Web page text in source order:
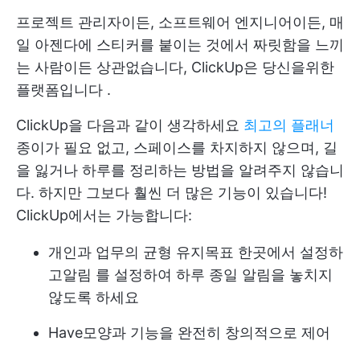
프로젝트 관리자이든, 소프트웨어 엔지니어이든, 매
일 아젠다에 스티커를 붙이는 것에서 짜릿함을 느끼
는 사람이든 상관없습니다, ClickUp은 당신을위한
플랫폼입니다 .
ClickUp을 다음과 같이 생각하세요 최고의 플래너
종이가 필요 없고, 스페이스를 차지하지 않으며, 길
을 잃거나 하루를 정리하는 방법을 알려주지 않습니
다. 하지만 그보다 훨씬 더 많은 기능이 있습니다!
ClickUp에서는 가능합니다:
개인과 업무의 균형 유지목표 한곳에서 설정하
고알림 를 설정하여 하루 종일 알림을 놓치지
않도록 하세요
Have모양과 기능을 완전히 창의적으로 제어